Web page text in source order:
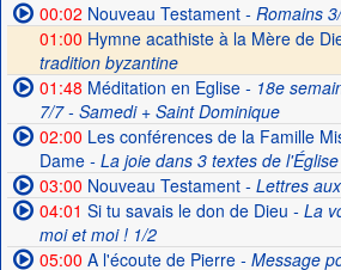
00:02 Nouveau Testament- Romains
01:00 Hymne acathiste à la Mère de
tradition byzantine
01:48 Méditation en Eglise- 18e
7/7 - Samedi + Saint Dominique
02:00 Les conférences de la Famille
Dame- La joie dans 3 textes de l'Église
03:00 Nouveau Testament- Lettres
04:01 Si tu savais le don de Dieu - La
moi et moi ! 1/2
05:00 A l'écoute de Pierre- Message